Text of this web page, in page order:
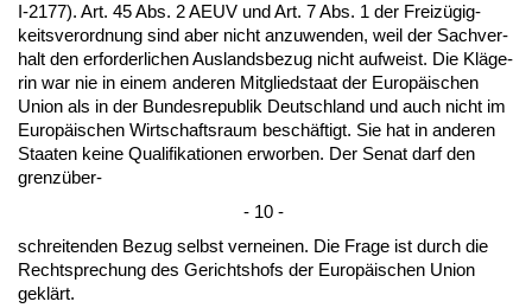
I-2177). Art. 45 Abs. 2 AEUV und Art. 7 Abs. 1 der Freizügig­
keits­ver­ord­nung sind aber nicht an­zu­wen­den, weil der Sach­ver­
halt den er­for­der­li­chen Aus­lands­be­zug nicht auf­weist. Die Kläge­
rin war nie in ei­nem an­de­ren Mit­glied­staat der Eu­ropäischen
Uni­on als in der Bun­des­re­pu­blik Deutsch­land und auch nicht im
Eu­ropäischen Wirt­schafts­raum beschäftigt. Sie hat in an­de­ren
Staa­ten kei­ne Qua­li­fi­ka­tio­nen er­wor­ben. Der Se­nat darf den
grenzüber-
- 10 -
schrei­ten­den Be­zug selbst ver­nei­nen. Die Fra­ge ist durch die
Recht­spre­chung des Ge­richts­hofs der Eu­ropäischen Uni­on
geklärt.